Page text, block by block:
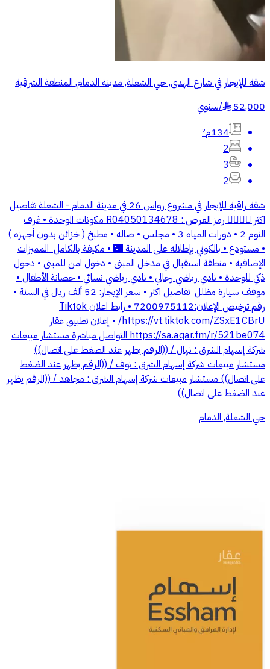
شقة للإيجار في شارع الهدى, حي الشعلة, مدينة الدمام, المنطقة الشرقية
52,000
§
/سنوي
134م²
2
3
2
شقة راقية للإيجار في مشروع رواس 26 في مدينة الدمام - الشعلة تفاصيل
اكثر 👇🏻🤩🤩 رمز العرض : R04050134678 مكونات الوحدة •⁠ ⁠غرف
النوم 2 •⁠ ⁠دورات المياه 3 •⁠ ⁠⁠مجلس •⁠ ⁠⁠صاله •⁠ ⁠⁠مطبخ ( خزائن بدون أجهزه )
•⁠ ⁠⁠مستودع⁠ •⁠ ⁠⁠بالكوني بإطلاله على المدينة 🌃 •⁠ ⁠⁠مكيفة بالكامل ⁠ المميزات
الإضافية •⁠ ⁠منطقة استقبال في مدخل المبنى •⁠ ⁠دخول امن للمبنى •⁠ ⁠دخول
ذكي للوحدة •⁠ ⁠نادي رياضي رجالي •⁠ ⁠نادي رياضي نسائي •⁠ ⁠حضانة الأطفال •⁠
⁠موقف سيارة مظلل ⁠ تفاصيل اكثر •⁠ ⁠⁠سعر الإيجار: 52 ألف ريال في السنة •⁠
⁠⁠رقم ترخيص الإعلان:7200975112 •⁠ ⁠رابط اعلان Tiktok
https://vt.tiktok.com/ZSxE1CBrU/ •⁠ ⁠إعلان تطبيق عقار
https://sa.aqar.fm/r/521be074 التواصل مباشرة مستشار مبيعات
شركة إسهام الشرق : نهال / ((الرقم يظهر عند الضغط على اتصال))
مستشار مبيعات شركة إسهام الشرق : نوف / ((الرقم يظهر عند الضغط
على اتصال)) مستشار مبيعات شركة إسهام الشرق : مجاهد / ((الرقم يظهر
عند الضغط على اتصال))
حي الشعلة, الدمام